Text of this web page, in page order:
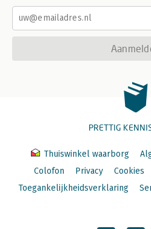
PRETTIG
Thuiswinkel waarborg
Colofon
Privacy Cookies
Toegankelijkheidsverklaring